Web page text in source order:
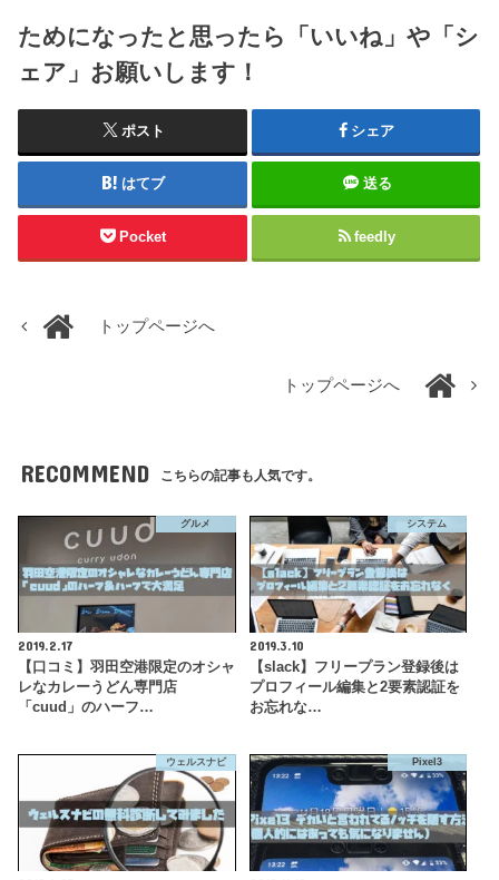
ためになったと思ったら「いいね」や「シ
ェア」お願いします！
ポスト シェア
はてブ 送る
Pocket feedly
トップページへ
トップページへ
RECOMMEND こちらの記事も人気です。
グルメ
2019.2.17
【口コミ】羽田空港限定のオシャ
レなカレーうどん専門店
「cuud」のハーフ…
システム
2019.3.10
【slack】フリープラン登録後は
プロフィール編集と2要素認証を
お忘れな…
ウェルスナビ Pixel3